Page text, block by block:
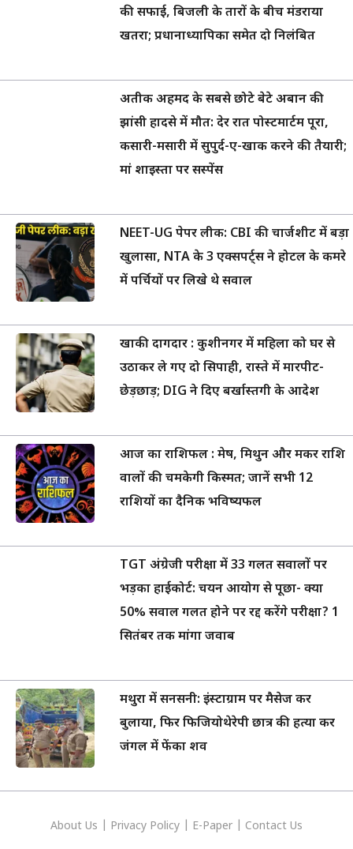
की सफाई, बिजली के तारों के बीच मंडराया
खतरा; प्रधानाध्यापिका समेत दो निलंबित
अतीक अहमद के सबसे छोटे बेटे अबान की
झांसी हादसे में मौत: देर रात पोस्टमार्टम पूरा,
कसारी-मसारी में सुपुर्द-ए-खाक करने की तैयारी;
मां शाइस्ता पर सस्पेंस
NEET-UG पेपर लीक: CBI की चार्जशीट में बड़ा
खुलासा, NTA के 3 एक्सपर्ट्स ने होटल के कमरे
में पर्चियों पर लिखे थे सवाल
खाकी दागदार : कुशीनगर में महिला को घर से
उठाकर ले गए दो सिपाही, रास्ते में मारपीट-
छेड़छाड़; DIG ने दिए बर्खास्तगी के आदेश
आज का राशिफल : मेष, मिथुन और मकर राशि
वालों की चमकेगी किस्मत; जानें सभी 12
राशियों का दैनिक भविष्यफल
TGT अंग्रेजी परीक्षा में 33 गलत सवालों पर
भड़का हाईकोर्ट: चयन आयोग से पूछा- क्या
50% सवाल गलत होने पर रद्द करेंगे परीक्षा? 1
सितंबर तक मांगा जवाब
मथुरा में सनसनी: इंस्टाग्राम पर मैसेज कर
बुलाया, फिर फिजियोथेरेपी छात्र की हत्या कर
जंगल में फेंका शव
About Us Privacy Policy E-Paper Contact Us